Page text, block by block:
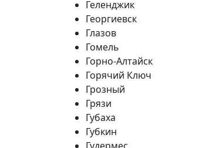
Геленджик
Георгиевск
Глазов
Гомель
Горно-Алтайск
Горячий Ключ
Грозный
Грязи
Губаха
Губкин